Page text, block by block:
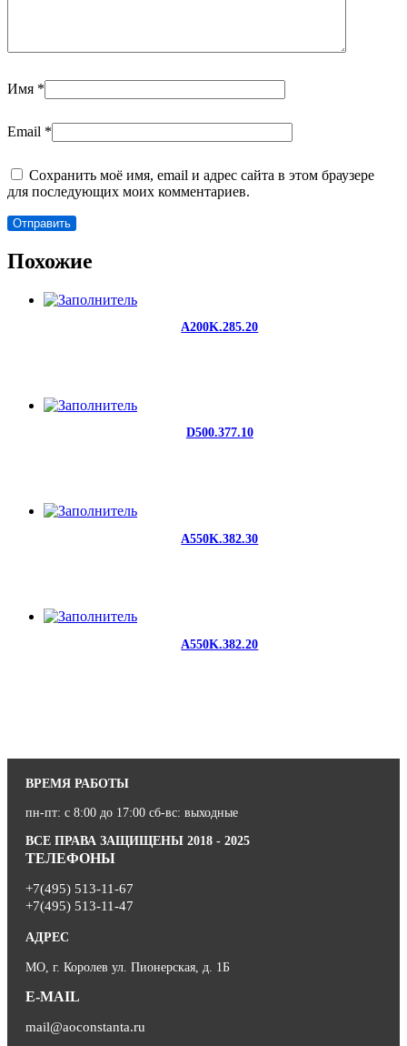
Имя *
Email *
Сохранить моё имя, email и адрес сайта в этом браузере
для последующих моих комментариев.
Похожие
A200K.285.20
D500.377.10
A550K.382.30
A550K.382.20
ВРЕМЯ РАБОТЫ
пн-пт: с 8:00 до 17:00 сб-вс: выходные
ВСЕ ПРАВА ЗАЩИЩЕНЫ 2018 - 2025
ТЕЛЕФОНЫ
+7(495) 513-11-67
+7(495) 513-11-47
АДРЕС
МО, г. Королев ул. Пионерская, д. 1Б
E-MAIL
mail@aoconstanta.ru